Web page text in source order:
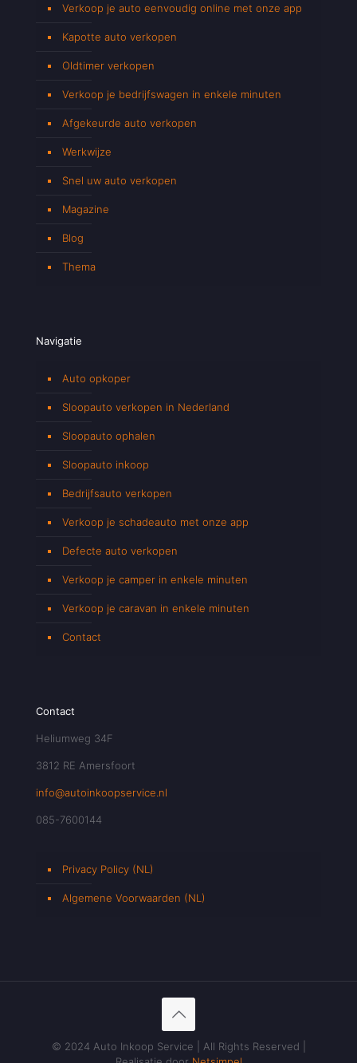
Verkoop je auto eenvoudig online met onze app
Kapotte auto verkopen
Oldtimer verkopen
Verkoop je bedrijfswagen in enkele minuten
Afgekeurde auto verkopen
Werkwijze
Snel uw auto verkopen
Magazine
Blog
Thema
Navigatie
Auto opkoper
Sloopauto verkopen in Nederland
Sloopauto ophalen
Sloopauto inkoop
Bedrijfsauto verkopen
Verkoop je schadeauto met onze app
Defecte auto verkopen
Verkoop je camper in enkele minuten
Verkoop je caravan in enkele minuten
Contact
Contact
Heliumweg 34F
3812 RE Amersfoort
info@autoinkoopservice.nl
085-7600144
Privacy Policy (NL)
Algemene Voorwaarden (NL)
© 2024 Auto Inkoop Service | All Rights Reserved |